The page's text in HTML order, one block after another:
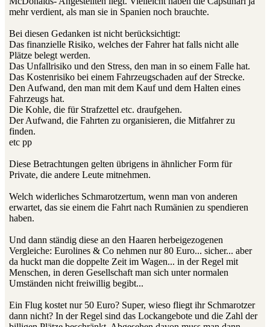
mehr verdient, als man sie in Spanien noch brauchte.
Bei diesen Gedanken ist nicht berücksichtigt:
Das finanzielle Risiko, welches der Fahrer hat falls nicht alle
Plätze belegt werden.
Das Unfallrisiko und den Stress, den man in so einem Falle hat.
Das Kostenrisiko bei einem Fahrzeugschaden auf der Strecke.
Den Aufwand, den man mit dem Kauf und dem Halten eines
Fahrzeugs hat.
Die Kohle, die für Strafzettel etc. draufgehen.
Der Aufwand, die Fahrten zu organisieren, die Mitfahrer zu
finden.
etc pp
Diese Betrachtungen gelten übrigens in ähnlicher Form für
Private, die andere Leute mitnehmen.
Welch widerliches Schmarotzertum, wenn man von anderen
erwartet, das sie einem die Fahrt nach Rumänien zu spendieren
haben.
Und dann ständig diese an den Haaren herbeigezogenen
Vergleiche: Eurolines & Co nehmen nur 80 Euro... sicher... aber
da huckt man die doppelte Zeit im Wagen... in der Regel mit
Menschen, in deren Gesellschaft man sich unter normalen
Umständen nicht freiwillig begibt...
Ein Flug kostet nur 50 Euro? Super, wieso fliegt ihr Schmarotzer
dann nicht? In der Regel sind das Lockangebote und die Zahl der